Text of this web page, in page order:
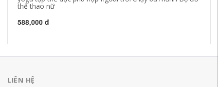
thể thao nữ
588,000 đ
LIÊN HỆ